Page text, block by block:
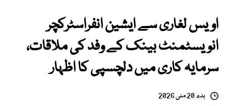
اویس لغاری سے ایشین انفراسٹرکچر
انویسٹمنٹ بینک کے وفد کی ملاقات،
سرمایہ کاری میں دلچسپی کا اظہار
بدھ 20 مئی 2026